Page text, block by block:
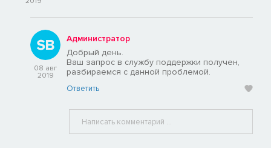
08 авг
2019
Администратор
Добрый день.
Ваш запрос в службу поддержки получен,
разбираемся с данной проблемой.
Ответить